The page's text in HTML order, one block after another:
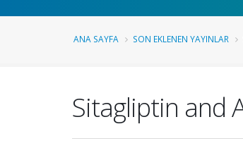
ANA SAYFA SON EKLENEN YAYINLAR
Sitagliptin and